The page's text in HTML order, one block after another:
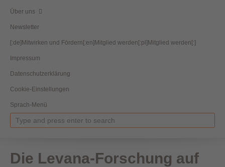
Über uns
Newsletter
[:de]Mitwirken und Fördern[:en]Mitglied werden[:pl]Mitglied werden[:]
Impressum
Datenschutzerklärung
Cookie-Einstellungen
Sprach-Menü
Die Levana-Forschung auf